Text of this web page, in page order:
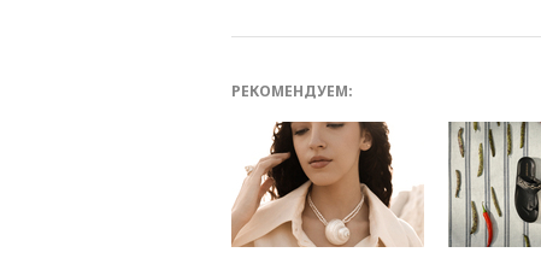
РЕКОМЕНДУЕМ: